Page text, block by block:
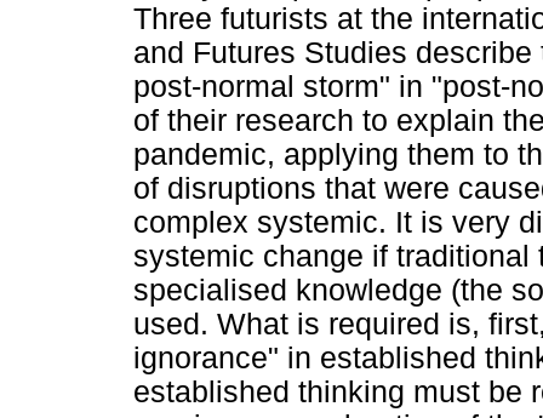
Three futurists at the
and Futures Studies
post-normal storm" in "post-
of their research to explain
pandemic, applying them to
of disruptions that were
complex systemic. It is very
systemic change if
specialised knowledge (the
used. What is required is,
ignorance" in established
established thinking must be